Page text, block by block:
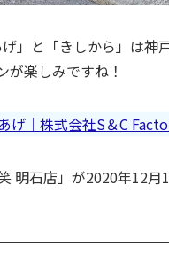
」と「きしから」は
楽しみですね！
げ｜株式会社S＆C
明石店」が2020年12